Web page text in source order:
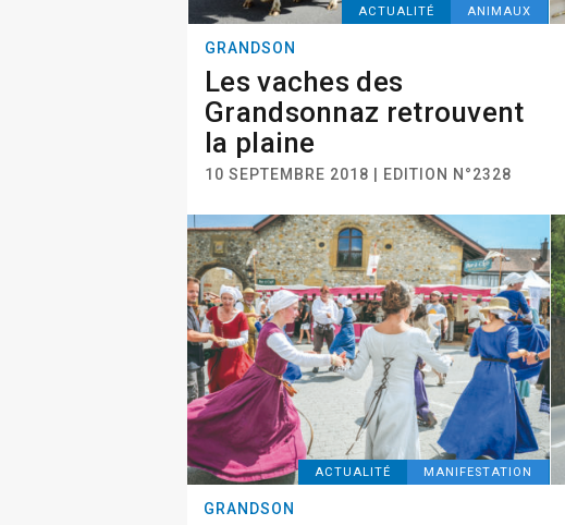
ACTUALITÉ ANIMAUX
GRANDSON
Les vaches des
Grandsonnaz retrouvent
la plaine
10 SEPTEMBRE 2018 | EDITION N°2328
ACTUALITÉ MANIFESTATION
GRANDSON